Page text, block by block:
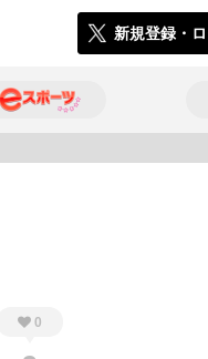
新規登録・
0